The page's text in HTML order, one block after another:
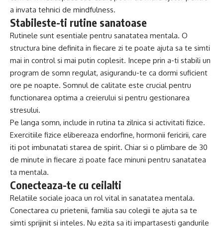
a invata tehnici de mindfulness.
Stabileste-ti rutine sanatoase
Rutinele sunt esentiale pentru sanatatea mentala. O
structura bine definita in fiecare zi te poate ajuta sa te simti
mai in control si mai putin coplesit. Incepe prin a-ti stabili un
program de somn regulat, asigurandu-te ca dormi suficient
ore pe noapte. Somnul de calitate este crucial pentru
functionarea optima a creierului si pentru gestionarea
stresului.
Pe langa somn, include in rutina ta zilnica si activitati fizice.
Exercitiile fizice elibereaza endorfine, hormonii fericirii, care
iti pot imbunatati starea de spirit. Chiar si o plimbare de 30
de minute in fiecare zi poate face minuni pentru sanatatea
ta mentala.
Conecteaza-te cu ceilalti
Relatiile sociale joaca un rol vital in sanatatea mentala.
Conectarea cu prietenii, familia sau colegii te ajuta sa te
simti sprijinit si inteles. Nu ezita sa iti impartasesti gandurile